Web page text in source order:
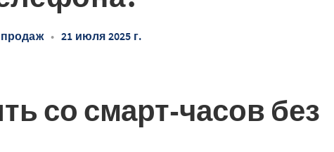
• 21 июля 2025 г.
со смарт-часов без